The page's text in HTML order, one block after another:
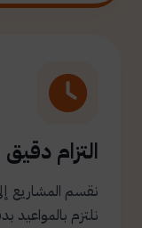
التزام
نقسم المشاريع
نلتزم بالمواعيد